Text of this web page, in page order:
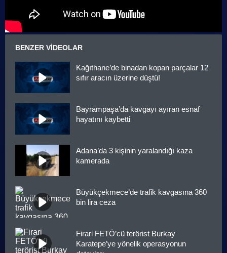
BENZER VIDEOLAR
Kağıthane’de binadan kopan parçalar 12
sıfır aracın üzerine düştü!
Bayrampaşa’da kavgayı ayıran esnaf
hayatını kaybetti
Adana’da 3 kişinin yaralandığı kaza
kamerada
Büyükçekmece’de trafik kavgasına 360
bin lira ceza
Firari FETÖ’cü terörist Burkay
Karatepe’ye yönelik operasyonun